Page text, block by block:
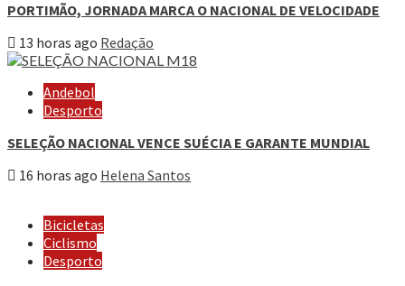
PORTIMÃO, JORNADA MARCA O NACIONAL DE VELOCIDADE
13 horas ago Redação
Andebol
Desporto
SELEÇÃO NACIONAL VENCE SUÉCIA E GARANTE MUNDIAL
16 horas ago Helena Santos
Bicicletas
Ciclismo
Desporto